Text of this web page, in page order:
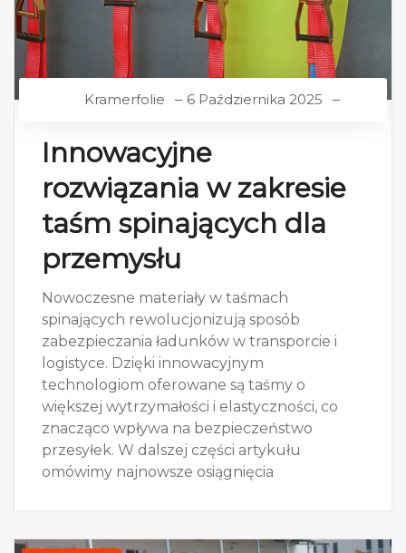
Kramerfolie 6 Października 2025
Innowacyjne
rozwiązania w zakresie
taśm spinających dla
przemysłu
Nowoczesne materiały w taśmach
spinających rewolucjonizują sposób
zabezpieczania ładunków w transporcie i
logistyce. Dzięki innowacyjnym
technologiom oferowane są taśmy o
większej wytrzymałości i elastyczności, co
znacząco wpływa na bezpieczeństwo
przesyłek. W dalszej części artykułu
omówimy najnowsze osiągnięcia